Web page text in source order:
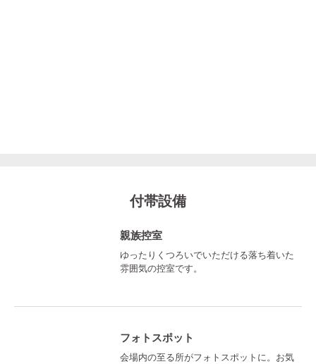
付帯設備
親族控室
ゆったりくつろいでいただける落ち着いた
雰囲気の控室です。
フォトスポット
会場内の至る所がフォトスポットに。お気